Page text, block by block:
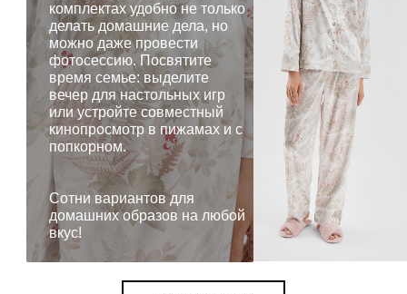
комплектах удобно не только
делать домашние дела, но
можно даже провести
фотосессию. Посвятите
время семье: выделите
вечер для настольных игр
или устройте совместный
кинопросмотр в пижамах и с
попкорном.
Сотни вариантов для
домашних образов на любой
вкус!